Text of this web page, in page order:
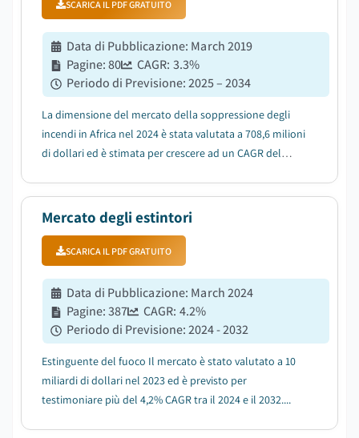
SCARICA IL PDF GRATUITO
Data di Pubblicazione: March 2019
Pagine:80 CAGR: 3.3%
Periodo di Previsione:2025 – 2034
La dimensione del mercato della soppressione degli
incendi in Africa nel 2024 è stata valutata a 708,6 milioni
di dollari ed è stimata per crescere ad un CAGR del
Mercato degli estintori
SCARICA IL PDF GRATUITO
Data di Pubblicazione: March 2024
Pagine:387 CAGR: 4.2%
Periodo di Previsione:2024 - 2032
Estinguente del fuoco Il mercato è stato valutato a 10
miliardi di dollari nel 2023 ed è previsto per
testimoniare più del 4,2% CAGR tra il 2024 e il 2032....